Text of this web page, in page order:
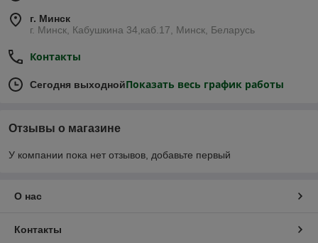
г. Минск
г. Минск, Кабушкина 34,каб.17, Минск, Беларусь
Контакты
Сегодня выходнойПоказать весь график работы
Отзывы о магазине
У компании пока нет отзывов, добавьте первый
О нас
Контакты